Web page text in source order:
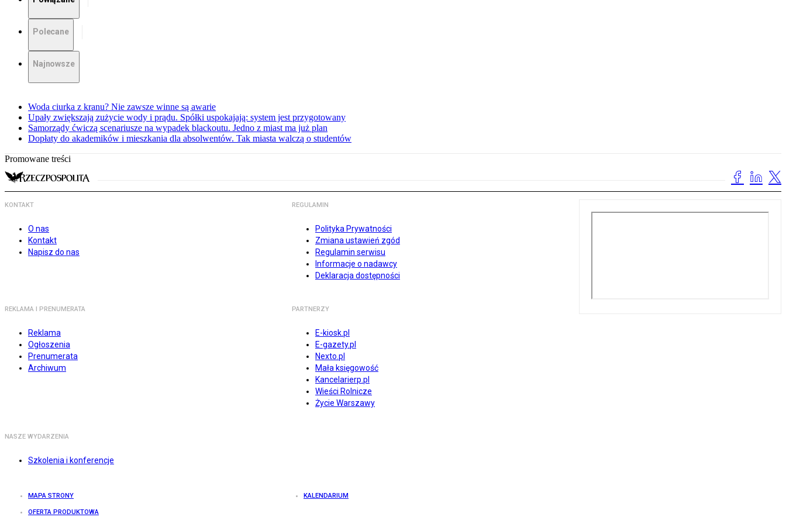
Polecane
Najnowsze
Woda ciurka z kranu? Nie zawsze winne są awarie
Upały zwiększają zużycie wody i prądu. Spółki uspokajają: system jest przygotowany
Samorządy ćwiczą scenariusze na wypadek blackoutu. Jedno z miast ma już plan
Dopłaty do akademików i mieszkania dla absolwentów. Tak miasta walczą o studentów
Promowane treści
KONTAKT
O nas
Kontakt
Napisz do nas
REGULAMIN
Polityka Prywatności
Zmiana ustawień zgód
Regulamin serwisu
Informacje o nadawcy
Deklaracja dostępności
REKLAMA I PRENUMERATA
Reklama
Ogłoszenia
Prenumerata
Archiwum
PARTNERZY
E-kiosk.pl
E-gazety.pl
Nexto.pl
Mała księgowość
Kancelarierp.pl
Wieści Rolnicze
Życie Warszawy
NASZE WYDARZENIA
Szkolenia i konferencje
MAPA STRONY KALENDARIUM
OFERTA PRODUKTOWA